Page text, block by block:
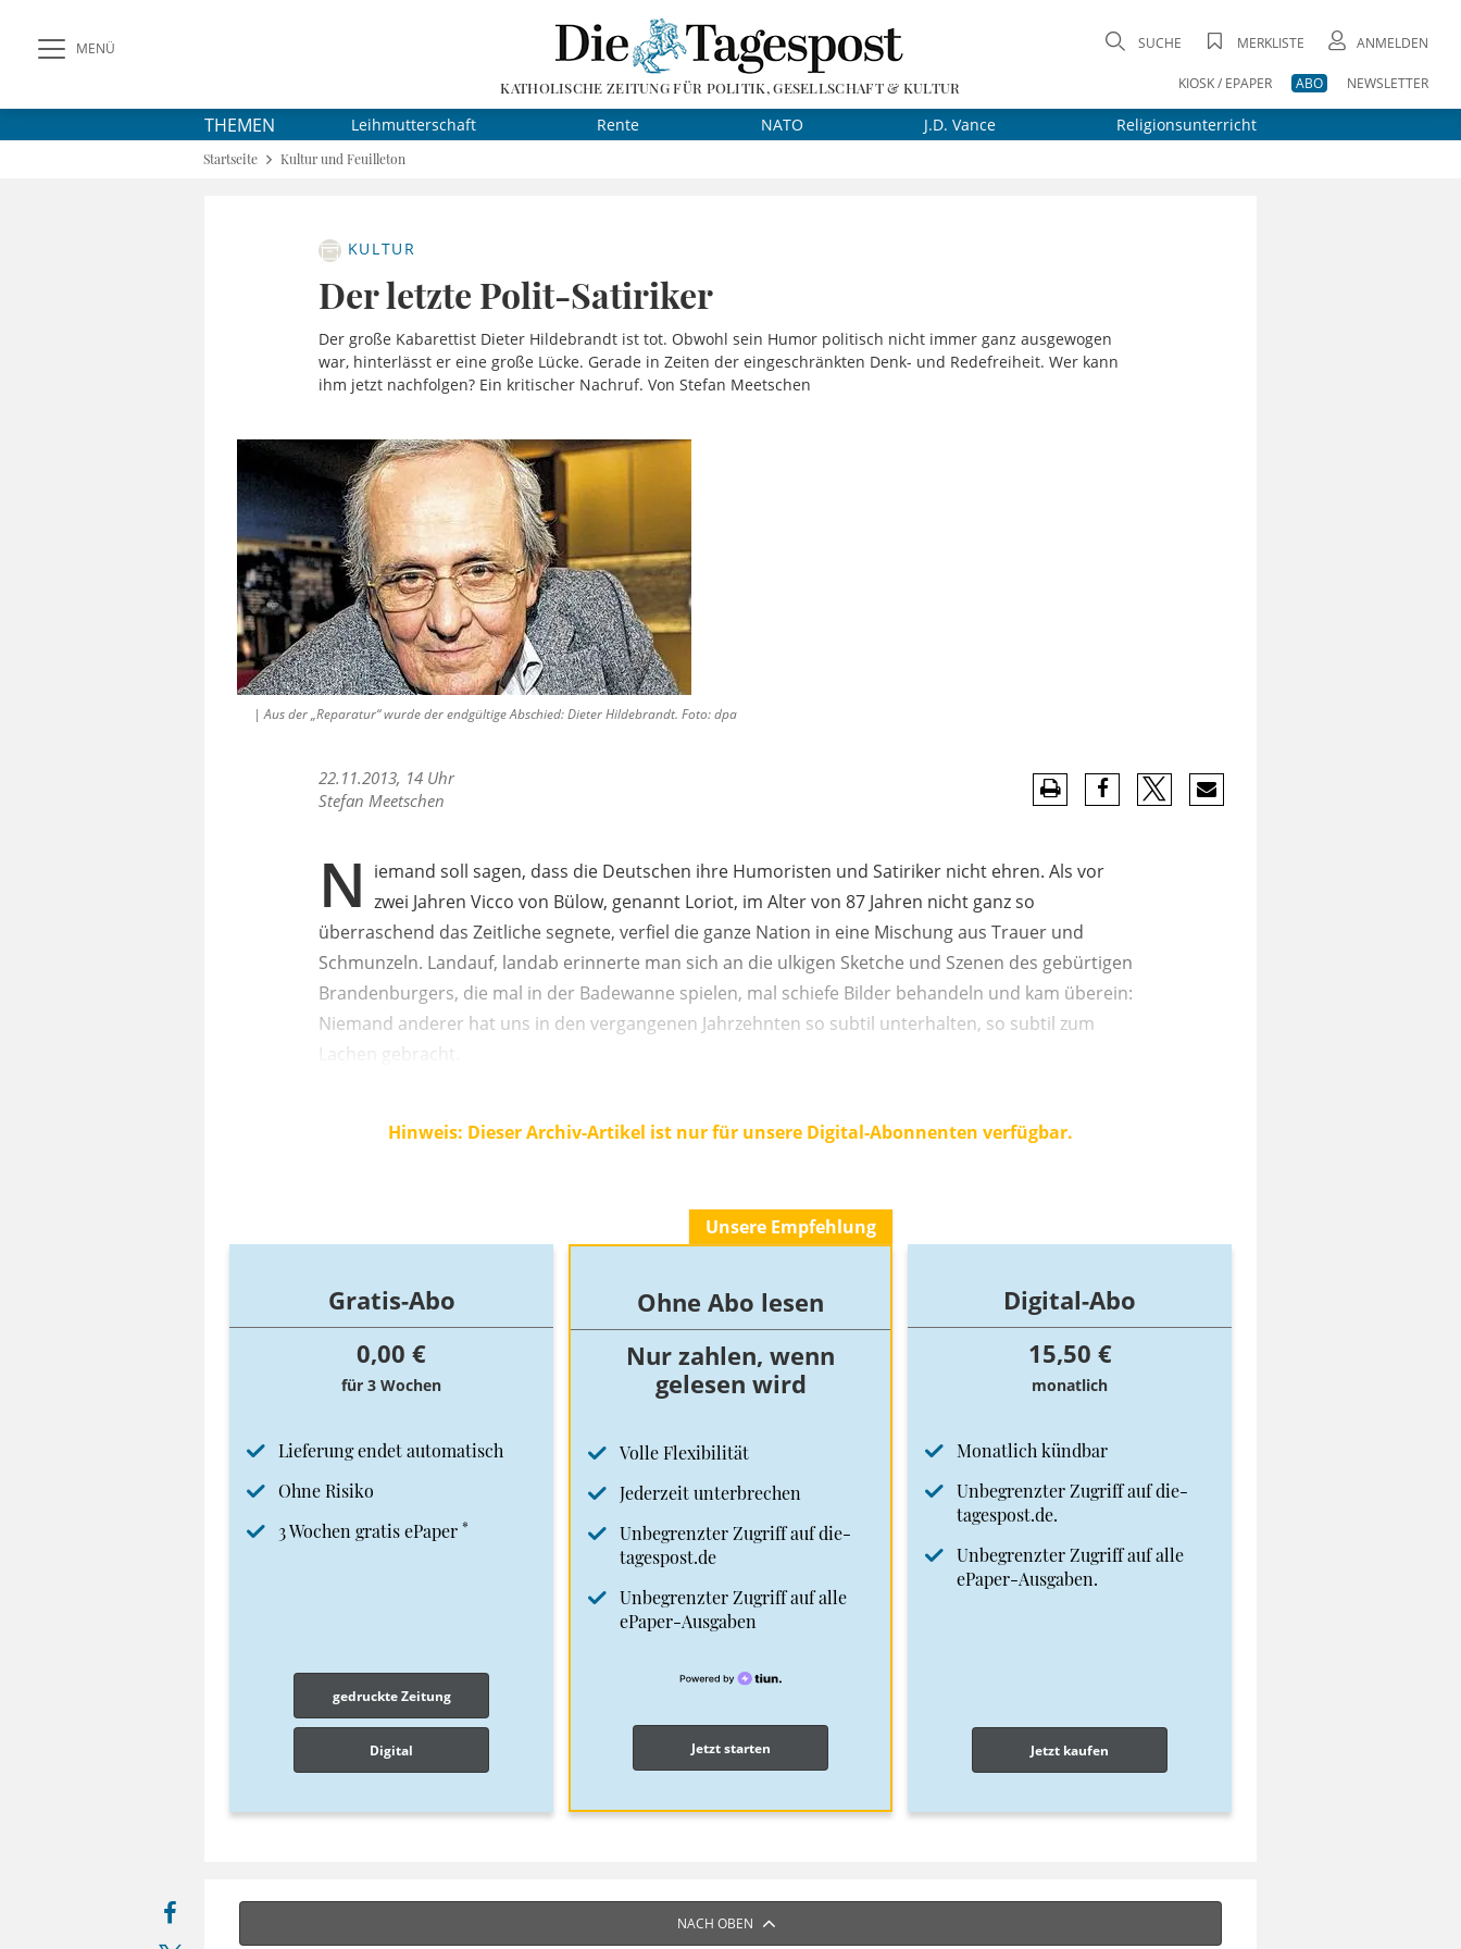
MENÜ
KATHOLISCHE ZEITUNG FÜR POLITIK, GESELLSCHAFT & KULTUR
SUCHE MERKLISTE ANMELDEN
KIOSK / EPAPER ABO NEWSLETTER
THEMEN Leihmutterschaft Rente NATO J.D. Vance Religionsunterricht
Startseite Kultur und Feuilleton
KULTUR
Der letzte Polit-Satiriker
Der große Kabarettist Dieter Hildebrandt ist tot. Obwohl sein Humor politisch nicht immer ganz ausgewogen
war, hinterlässt er eine große Lücke. Gerade in Zeiten der eingeschränkten Denk- und Redefreiheit. Wer kann
ihm jetzt nachfolgen? Ein kritischer Nachruf. Von Stefan Meetschen
| Aus der „Reparatur“ wurde der endgültige Abschied: Dieter Hildebrandt. Foto: dpa
22.11.2013, 14 Uhr
Stefan Meetschen
N iemand soll sagen, dass die Deutschen ihre Humoristen und Satiriker nicht ehren. Als vor
zwei Jahren Vicco von Bülow, genannt Loriot, im Alter von 87 Jahren nicht ganz so
überraschend das Zeitliche segnete, verfiel die ganze Nation in eine Mischung aus Trauer und
Schmunzeln. Landauf, landab erinnerte man sich an die ulkigen Sketche und Szenen des gebürtigen
Brandenburgers, die mal in der Badewanne spielen, mal schiefe Bilder behandeln und kam überein:
Niemand anderer hat uns in den vergangenen Jahrzehnten so subtil unterhalten, so subtil zum
Lachen gebracht.
Hinweis: Dieser Archiv-Artikel ist nur für unsere Digital-Abonnenten verfügbar.
Gratis-Abo
0,00 €
für 3 Wochen
Lieferung endet automatisch
Ohne Risiko
3 Wochen gratis ePaper *
gedruckte Zeitung
Digital
Unsere Empfehlung
Ohne Abo lesen
Nur zahlen, wenn
gelesen wird
Volle Flexibilität
Jederzeit unterbrechen
Unbegrenzter Zugriff auf die-
tagespost.de
Unbegrenzter Zugriff auf alle
ePaper-Ausgaben
Jetzt starten
Digital-Abo
15,50 €
monatlich
Monatlich kündbar
Unbegrenzter Zugriff auf die-
tagespost.de.
Unbegrenzter Zugriff auf alle
ePaper-Ausgaben.
Jetzt kaufen
NACH OBEN